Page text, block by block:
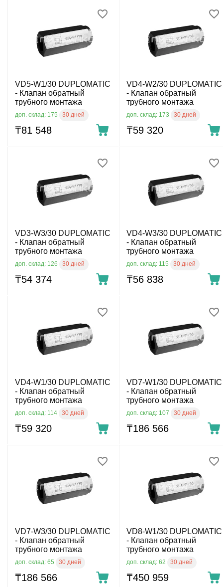
VD5-W1/30 DUPLOMATIC
- Клапан обратный
трубного монтажа
доп. склад: 175 30 дней
₸81 548
VD4-W2/30 DUPLOMATIC
- Клапан обратный
трубного монтажа
доп. склад: 173 30 дней
₸59 320
VD3-W3/30 DUPLOMATIC
- Клапан обратный
трубного монтажа
доп. склад: 126 30 дней
₸54 374
VD4-W3/30 DUPLOMATIC
- Клапан обратный
трубного монтажа
доп. склад: 115 30 дней
₸56 838
VD4-W1/30 DUPLOMATIC
- Клапан обратный
трубного монтажа
доп. склад: 114 30 дней
₸59 320
VD7-W1/30 DUPLOMATIC
- Клапан обратный
трубного монтажа
доп. склад: 107 30 дней
₸186 566
VD7-W3/30 DUPLOMATIC
- Клапан обратный
трубного монтажа
доп. склад: 65 30 дней
₸186 566
VD8-W1/30 DUPLOMATIC
- Клапан обратный
трубного монтажа
доп. склад: 62 30 дней
₸450 959